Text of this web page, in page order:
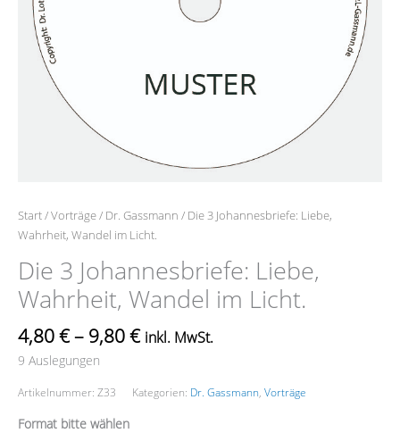
Start/Vorträge/ Dr. Gassmann / Die 3 Johannesbriefe: Liebe,
Wahrheit, Wandel im Licht.
Die 3 Johannesbriefe: Liebe,
Wahrheit, Wandel im Licht.
4,80€– 9,80€ inkl. MwSt.
9 Auslegungen
Artikelnummer: Z33 Kategorien: Dr. Gassmann, Vorträge
Format bitte wählen